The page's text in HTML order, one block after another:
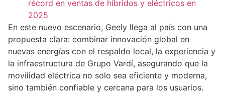
récord en ventas de híbridos y eléctricos en
2025
En este nuevo escenario, Geely llega al país con una
propuesta clara: combinar innovación global en
nuevas energías con el respaldo local, la experiencia y
la infraestructura de Grupo Vardí, asegurando que la
movilidad eléctrica no solo sea eficiente y moderna,
sino también confiable y cercana para los usuarios.